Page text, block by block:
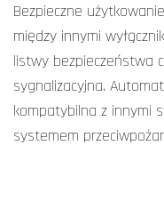
Bezpieczne
między innymi
listwy bezpieczeństwa
sygnalizacyjna.
kompatybilna z innymi
systemem